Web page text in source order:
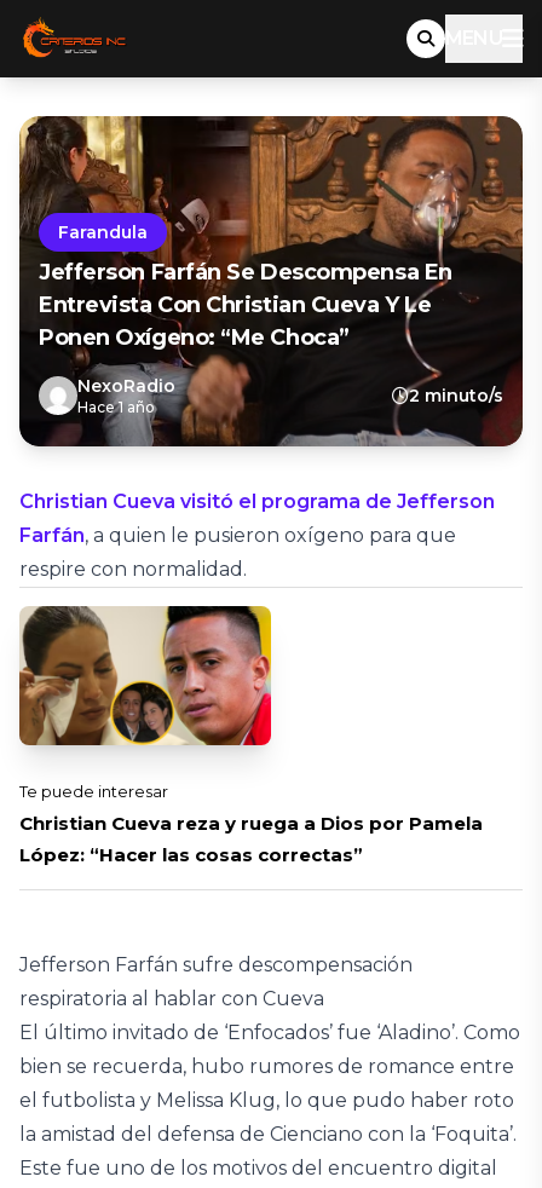
MENU
Farandula
Jefferson Farfán Se Descompensa En
Entrevista Con Christian Cueva Y Le
Ponen Oxígeno: “Me Choca”
NexoRadio
Hace 1 año
2 minuto/s
Christian Cueva visitó el programa de Jefferson
Farfán, a quien le pusieron oxígeno para que
respire con normalidad.
Te puede interesar
Christian Cueva reza y ruega a Dios por Pamela
López: “Hacer las cosas correctas”
Jefferson Farfán sufre descompensación
respiratoria al hablar con Cueva
El último invitado de ‘Enfocados’ fue ‘Aladino’. Como
bien se recuerda, hubo rumores de romance entre
el futbolista y Melissa Klug, lo que pudo haber roto
la amistad del defensa de Cienciano con la ‘Foquita’.
Este fue uno de los motivos del encuentro digital